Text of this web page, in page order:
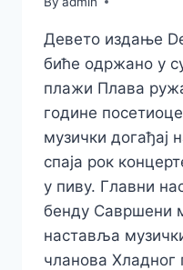
Девето издање
биће одржано у
плажи Плава
године
музички догађај
спаја рок
у пиву. Главни
бенду Савршени
наставља
чланова